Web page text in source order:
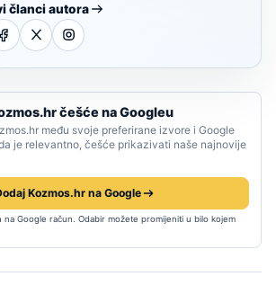
članci autora
češće na Googleu
među svoje preferirane izvore i Google
je relevantno, češće prikazivati naše najnovije
Kozmos.hr na Google
na Google račun. Odabir možete promijeniti u bilo kojem